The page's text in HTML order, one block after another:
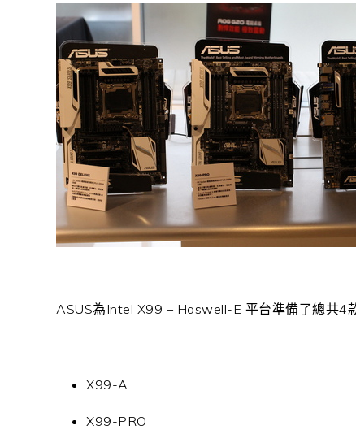
ASUS為Intel X99 – Haswell-E 平台準備了總共4
X99-A
X99-PRO